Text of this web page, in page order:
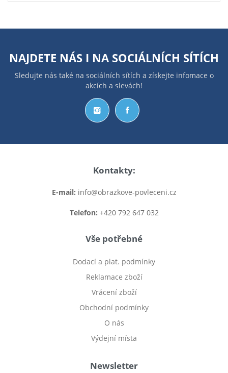
NAJDETE NÁS I NA SOCIÁLNÍCH SÍTÍCH
Sledujte nás také na sociálních sítích a získejte infomace o
akcích a slevách!
Kontakty:
E-mail: info@obrazkove-povleceni.cz
Telefon: +420 792 647 032
Vše potřebné
Dodací a plat. podmínky
Reklamace zboží
Vrácení zboží
Obchodní podmínky
O nás
Výdejní místa
Newsletter